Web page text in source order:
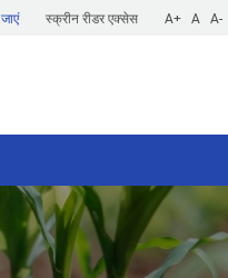
स्क्रीन रीडर एक्सेस A+ A A-